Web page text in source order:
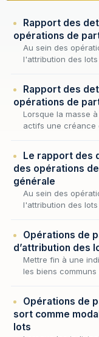
Rapport des
opérations de
Au sein des
l'attribution des
qu'aucun ne se
Rapport des
opérations de
Lorsque la masse
actifs une créance
quitte de tout…
Le rapport des
des opérations
générale
Au sein des
l'attribution des
entre eux…
Opérations de
d’attribution des
Mettre fin à une
les biens
Opérations de
sort comme
lots